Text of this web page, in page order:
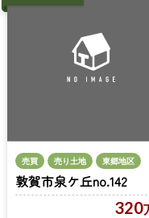
売買 売り土地 東郷地区
敦賀市泉ケ丘no.142
320